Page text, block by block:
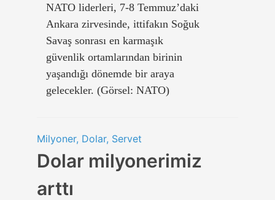
NATO liderleri, 7-8 Temmuz’daki
Ankara zirvesinde, ittifakın Soğuk
Savaş sonrası en karmaşık
güvenlik ortamlarından birinin
yaşandığı dönemde bir araya
gelecekler. (Görsel: NATO)
Milyoner, Dolar, Servet
Dolar milyonerimiz
arttı